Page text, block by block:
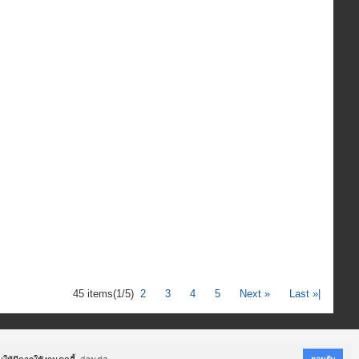
45 items(1/5) 2 3 4 5 Next » Last »|